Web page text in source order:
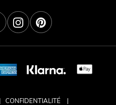
CONFIDENTIALITÉ